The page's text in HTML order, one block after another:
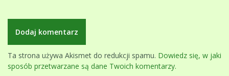
Ta strona używa Akismet do redukcji spamu. Dowiedz się, w jaki
sposób przetwarzane są dane Twoich komentarzy.